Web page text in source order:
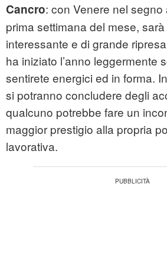
Cancro: con Venere nel segno
prima settimana del mese,
interessante e di grande
ha iniziato l’anno leggermente
sentirete energici ed in forma.
si potranno concludere degli
qualcuno potrebbe fare un
maggior prestigio alla propria
lavorativa.